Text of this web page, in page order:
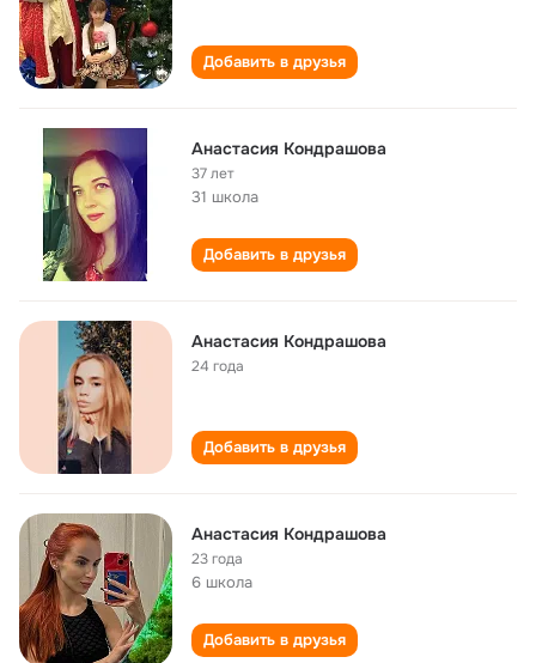
Добавить в друзья
Анастасия Кондрашова
37 лет
31 школа
Добавить в друзья
Анастасия Кондрашова
24 года
Добавить в друзья
Анастасия Кондрашова
23 года
6 школа
Добавить в друзья